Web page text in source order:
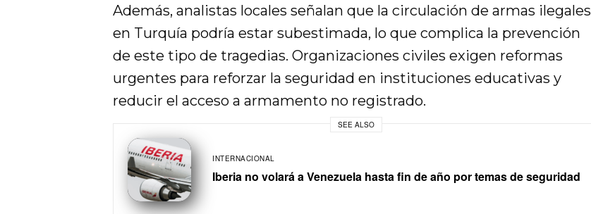
Además, analistas locales señalan que la circulación de armas ilegales
en Turquía podría estar subestimada, lo que complica la prevención
de este tipo de tragedias. Organizaciones civiles exigen reformas
urgentes para reforzar la seguridad en instituciones educativas y
reducir el acceso a armamento no registrado.
SEE ALSO
INTERNACIONAL
Iberia no volará a Venezuela hasta fin de año por temas de seguridad